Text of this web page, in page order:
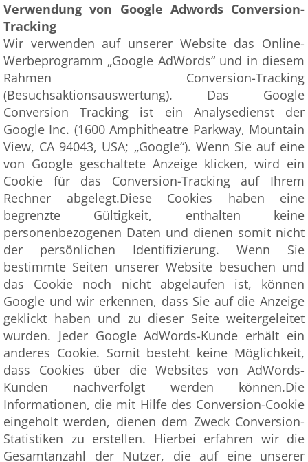
Verwendung von Google Adwords Conversion-
Tracking
Wir verwenden auf unserer Website das Online-
Werbeprogramm „Google AdWords“ und in diesem
Rahmen Conversion-Tracking
(Besuchsaktionsauswertung). Das Google
Conversion Tracking ist ein Analysedienst der
Google Inc. (1600 Amphitheatre Parkway, Mountain
View, CA 94043, USA; „Google“). Wenn Sie auf eine
von Google geschaltete Anzeige klicken, wird ein
Cookie für das Conversion-Tracking auf Ihrem
Rechner abgelegt.Diese Cookies haben eine
begrenzte Gültigkeit, enthalten keine
personenbezogenen Daten und dienen somit nicht
der persönlichen Identifizierung. Wenn Sie
bestimmte Seiten unserer Website besuchen und
das Cookie noch nicht abgelaufen ist, können
Google und wir erkennen, dass Sie auf die Anzeige
geklickt haben und zu dieser Seite weitergeleitet
wurden. Jeder Google AdWords-Kunde erhält ein
anderes Cookie. Somit besteht keine Möglichkeit,
dass Cookies über die Websites von AdWords-
Kunden nachverfolgt werden können.Die
Informationen, die mit Hilfe des Conversion-Cookie
eingeholt werden, dienen dem Zweck Conversion-
Statistiken zu erstellen. Hierbei erfahren wir die
Gesamtanzahl der Nutzer, die auf eine unserer